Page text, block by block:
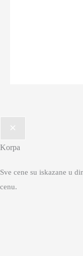
Korpa
Sve cene su iskazane u
cenu.